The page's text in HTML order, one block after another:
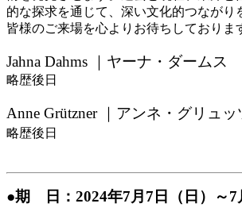
的な探求を通じて、深い文化的つながり
皆様のご来場を心よりお待ちしておりま
Jahna Dahms ｜ヤーナ・ダームス
略歴後日
Anne Grützner ｜アンネ・グリュッ
略歴後日
●期 日：2024年7月7 日（日）～7